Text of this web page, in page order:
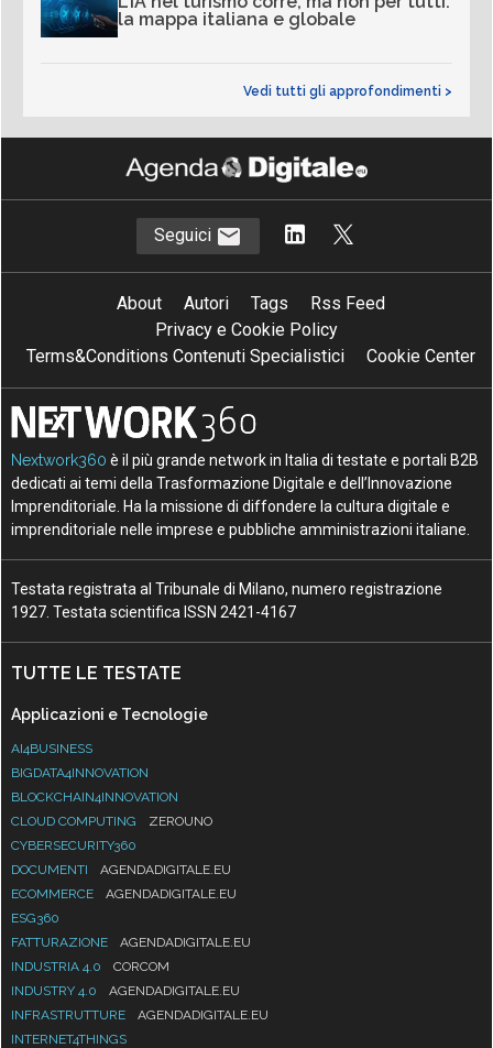
la mappa italiana e globale
Vedi tutti gli approfondimenti >
Seguici
About Autori Tags
Rss Feed
Privacy e Cookie Policy
Terms&Conditions Contenuti Specialistici
Cookie Center
Nextwork360 è il più grande network in Italia di testate e portali B2B
dedicati ai temi della Trasformazione Digitale e dell’Innovazione
Imprenditoriale. Ha la missione di diffondere la cultura digitale e
imprenditoriale nelle imprese e pubbliche amministrazioni italiane.
Testata registrata al Tribunale di Milano, numero registrazione
1927. Testata scientifica ISSN 2421-4167
TUTTE LE TESTATE
Applicazioni e Tecnologie
AI4BUSINESS
BIGDATA4INNOVATION
BLOCKCHAIN4INNOVATION
CLOUD COMPUTING
ZEROUNO
CYBERSECURITY360
DOCUMENTI
AGENDADIGITALE.EU
ECOMMERCE
AGENDADIGITALE.EU
ESG360
FATTURAZIONE
AGENDADIGITALE.EU
INDUSTRIA 4.0
CORCOM
INDUSTRY 4.0
AGENDADIGITALE.EU
INFRASTRUTTURE
AGENDADIGITALE.EU
INTERNET4THINGS